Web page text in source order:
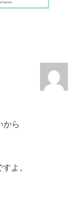
から
よ。